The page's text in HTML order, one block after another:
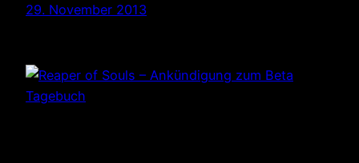
29. November 2013